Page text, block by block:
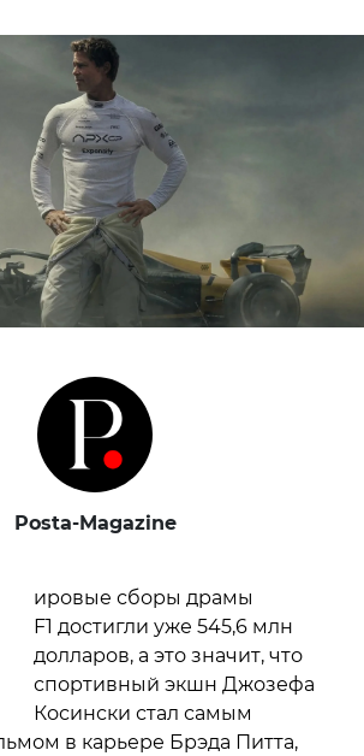
Posta-Magazine
ировые сборы драмы
F1 достигли уже 545,6 млн
долларов, а это значит, что
спортивный экшн Джозефа
Косински стал самым
в карьере Брэда Питта,